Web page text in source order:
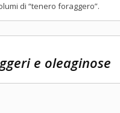
di “tenero foraggero”.
e oleaginose